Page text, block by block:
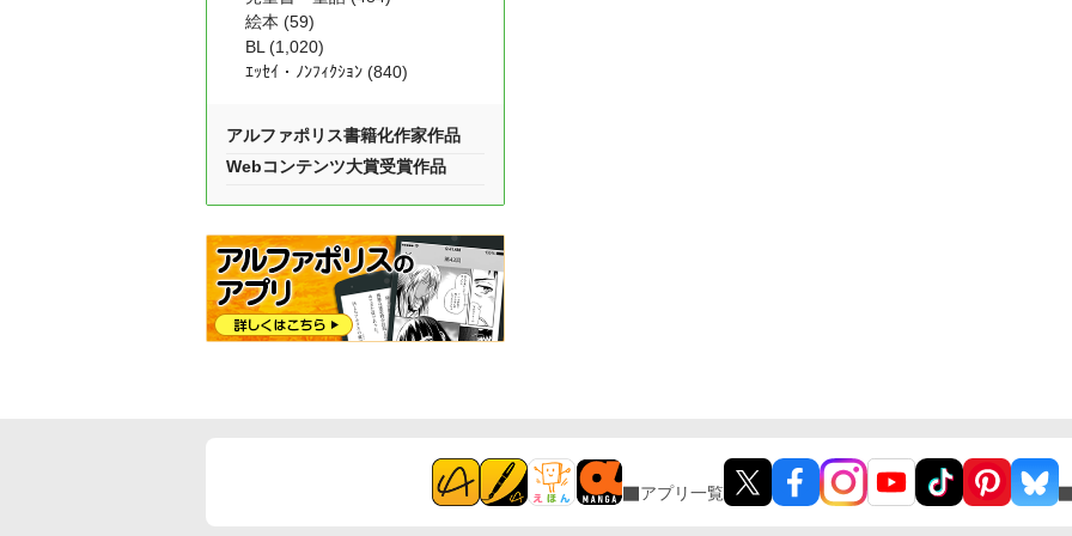
絵本 (59)
BL (1,020)
ｴｯｾｲ・ﾉﾝﾌｨｸｼｮﾝ (840)
アルファポリス書籍化作家作品
Webコンテンツ大賞受賞作品
アプリ一覧